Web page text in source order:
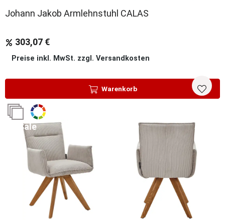
Johann Jakob Armlehnstuhl CALAS
303,07 €
Preise inkl. MwSt. zzgl. Versandkosten
Warenkorb
Sale